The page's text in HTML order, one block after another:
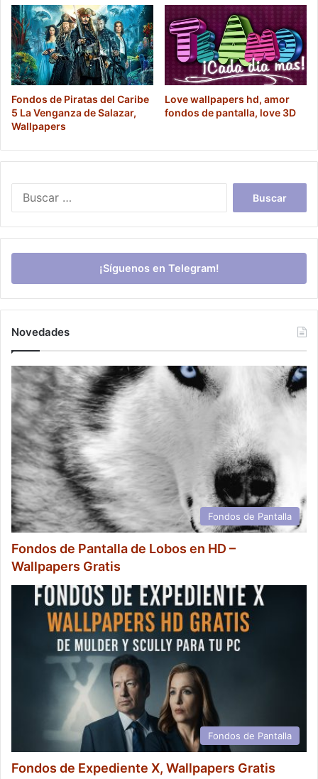
Fondos de Piratas del Caribe
5 La Venganza de Salazar,
Wallpapers
Love wallpapers hd, amor
fondos de pantalla, love 3D
¡Síguenos en Telegram!
Novedades
Fondos de Pantalla
Fondos de Pantalla de Lobos en HD –
Wallpapers Gratis
Fondos de Pantalla
Fondos de Expediente X, Wallpapers Gratis